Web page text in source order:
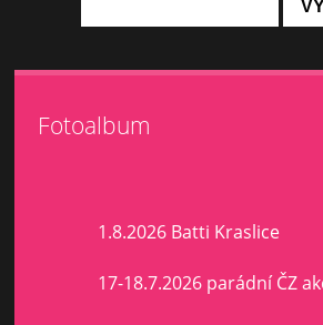
Fotoalbum
1.8.2026 Batti Kraslice
17-18.7.2026 parádní ČZ